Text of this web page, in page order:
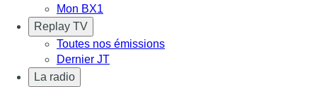
Mon BX1
Replay TV
Toutes nos émissions
Dernier JT
La radio